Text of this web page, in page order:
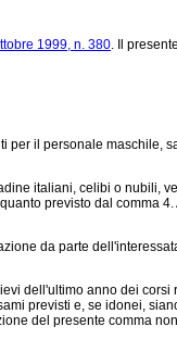
1999, n. 380. Il
il personale maschile,
italiani, celibi o nubili,
previsto dal comma
da parte
dell'ultimo anno dei corsi
previsti e, se idonei,
del presente comma